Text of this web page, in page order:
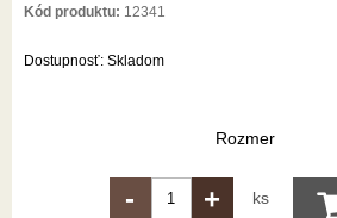
Kód produktu: 12341
Dostupnosť: Skladom
Rozmer
- + ks